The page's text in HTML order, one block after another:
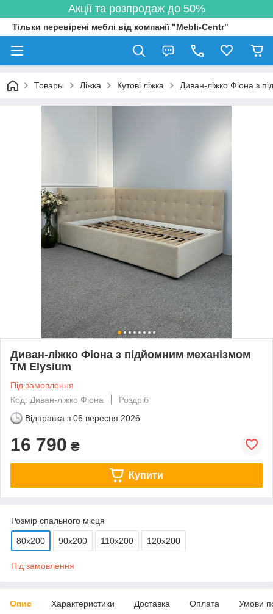
Акції та розпродаж до 50%
Тільки перевірені меблі від компанії "Mebli-Centr"
Товары Ліжка Кутові ліжка Диван-ліжко Фіона з
Диван-ліжко Фіона з підйомним механізмом
ТМ Elysium
Під замовлення
Код: Диван-ліжко Фіона
Роздріб
Відправка з 06 вересня 2026
16 790 ₴
Купити
Розмір спального місця
80х200 90х200 110х200 120х200
Під замовлення
Опис Характеристики Доставка Оплата Умови